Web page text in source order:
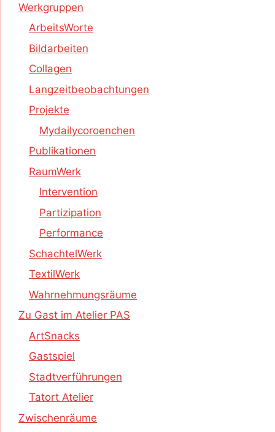
Werkgruppen
ArbeitsWorte
Bildarbeiten
Collagen
Langzeitbeobachtungen
Projekte
Mydailycoroenchen
Publikationen
RaumWerk
Intervention
Partizipation
Performance
SchachtelWerk
TextilWerk
Wahrnehmungsräume
Zu Gast im Atelier PAS
ArtSnacks
Gastspiel
Stadtverführungen
Tatort Atelier
Zwischenräume